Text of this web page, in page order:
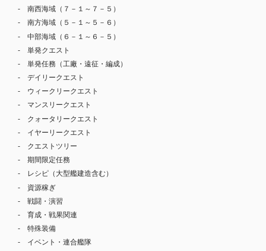
南西海域（７－１～７－５）
南方海域（５－１～５－６）
中部海域（６－１～６－５）
単発クエスト
単発任務（工廠・遠征・編成）
デイリークエスト
ウィークリークエスト
マンスリークエスト
クォータリークエスト
イヤーリークエスト
クエストツリー
期間限定任務
レシピ（大型艦建造含む）
資源稼ぎ
戦闘・演習
育成・戦果関連
特殊装備
イベント・連合艦隊